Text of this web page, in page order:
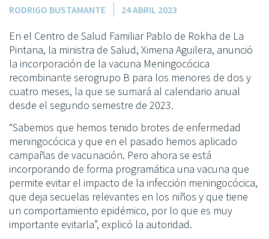
RODRIGO BUSTAMANTE 24 ABRIL 2023
En el Centro de Salud Familiar Pablo de Rokha de La
Pintana, la ministra de Salud, Ximena Aguilera, anunció
la incorporación de la vacuna Meningocócica
recombinante serogrupo B para los menores de dos y
cuatro meses, la que se sumará al calendario anual
desde el segundo semestre de 2023.
“Sabemos que hemos tenido brotes de enfermedad
meningocócica y que en el pasado hemos aplicado
campañas de vacunación. Pero ahora se está
incorporando de forma programática una vacuna que
permite evitar el impacto de la infección meningocócica,
que deja secuelas relevantes en los niños y que tiene
un comportamiento epidémico, por lo que es muy
importante evitarla”, explicó la autoridad.